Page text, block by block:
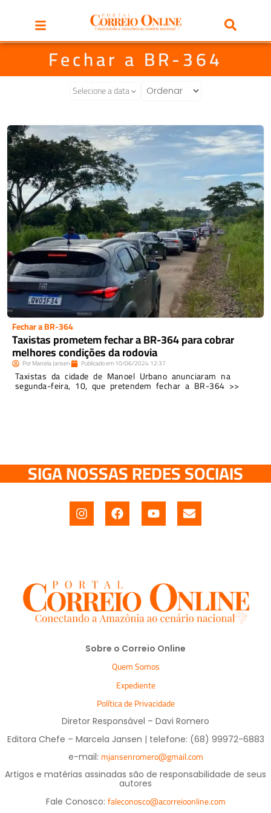
Fechar a BR-364
Selecione a data
Fechar a BR-364
Taxistas prometem fechar a BR-364 para cobrar
melhores condições da rodovia
PorMarcela Jansen Publicado em10/06/2024 12:37
Taxistas da cidade de Manoel Urbano anunciaram na
segunda-feira, 10, que pretendem fechar a BR-364 >>
SIGA NOSSAS REDES SOCIAIS
Sobre o Correio Online
Quem Somos
Expediente
Política de Privacidade
Diretor Responsável – Davi Romero
Editora Chefe – Marcela Jansen | telefone: (68) 99972-6883
e-mail: mjansenromero@gmail.com
Artigos e matérias assinadas são de responsabilidade de seus
autores
Fale Conosco: faleconosco@acorreioonline.com